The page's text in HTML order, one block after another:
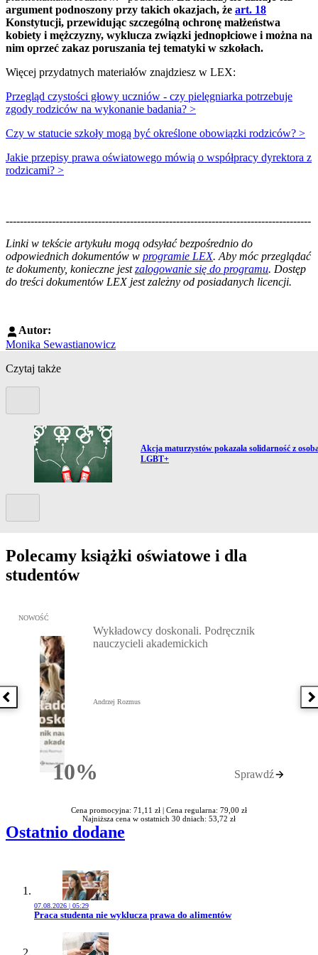
argument podnoszony przy takich okazjach, że art. 18
Konstytucji, przewidując szczególną ochronę małżeństwa
kobiety i mężczyzny, wyklucza związki jednopłciowe i można na
nim oprzeć zakaz poruszania tej tematyki w szkołach.
Więcej przydatnych materiałów znajdziesz w LEX:
Przegląd czystości głowy uczniów - czy pielęgniarka potrzebuje
zgody rodziców na wykonanie badania? >
Czy w statucie szkoły mogą być określone obowiązki rodziców? >
Jakie przepisy prawa oświatowego mówią o współpracy dyrektora z
rodzicami? >
--------------------------------------------------------------------------------------
Linki w tekście artykułu mogą odsyłać bezpośrednio do
odpowiednich dokumentów w programie LEX. Aby móc przeglądać
te dokumenty, konieczne jestzalogowanie się do programu. Dostęp
do treści dokumentów LEX jest zależny od posiadanych licencji.
Autor:
Monika Sewastianowicz
Czytaj także
Przejdź do artykułu:
Akcja maturzystów pokazała solidarność z
LGBT+
Polecamy książki oświatowe i dla
studentów
Poprzednia książka
Przejdź do: Wykładowcy doskonali. Podręcznik nauczycieli
NOWOŚĆ
10%Rabatu
Wykładowcy doskonali. Podręcznik
nauczycieli akademickich
Andrzej Rozmus
Sprawdź
Cena promocyjna: 71,11 zł | Cena regularna: 79,00 zł
Najniższa cena w ostatnich 30 dniach: 53,72 zł
Ostatnio dodane
07.08.2026 | 05:29
Przejdź do artykułu:
Praca studenta nie wyklucza prawa do alimentów